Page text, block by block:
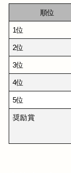
順位
1位
2位
3位
4位
5位
奨励賞